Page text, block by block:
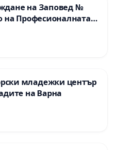
на Заповед №
на Професионалната
технологии в
по икономика и
младежки център
на Варна